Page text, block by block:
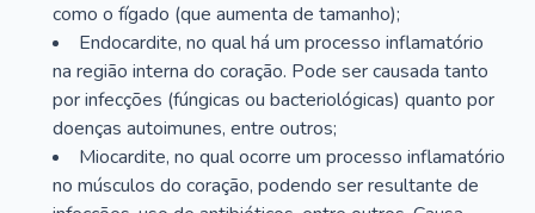
como o fígado (que aumenta de tamanho);
Endocardite, no qual há um processo inflamatório
na região interna do coração. Pode ser causada tanto
por infecções (fúngicas ou bacteriológicas) quanto por
doenças autoimunes, entre outros;
Miocardite, no qual ocorre um processo inflamatório
no músculos do coração, podendo ser resultante de